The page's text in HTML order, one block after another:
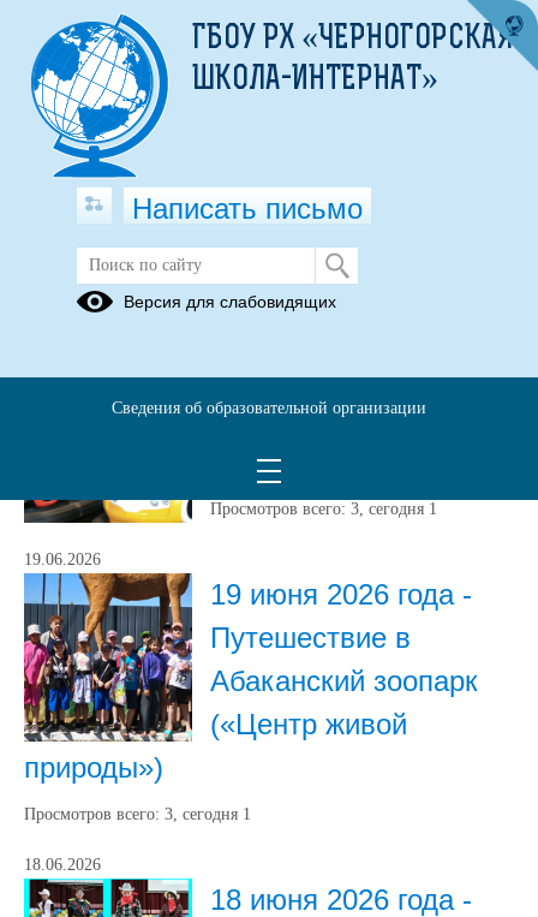
Публикации за Июнь 2026
20 июня 2026 года -
Отдых в городском
парке «Виктория»
Просмотров всего: 3, сегодня 1
19.06.2026
19 июня 2026 года -
Путешествие в
Абаканский зоопарк
(«Центр живой
природы»)
Просмотров всего: 3, сегодня 1
18.06.2026
18 июня 2026 года -
ГБОУ РХ «ЧЕРНОГОРСКАЯ
ШКОЛА-ИНТЕРНАТ»
Написать письмо
Версия для слабовидящих
Сведения об образовательной организации